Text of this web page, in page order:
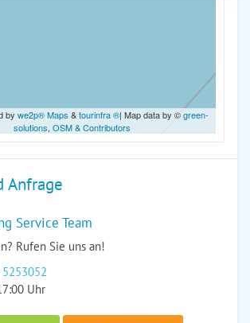
by we2p® Maps &tourinfra ®| Map data by ©green-
solutions, OSM & Contributors
Anfrage
Service Team
Rufen Sie uns an!
Uhr